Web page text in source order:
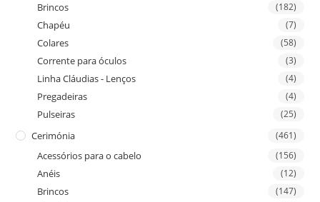
Brincos (182)
Chapéu (7)
Colares (58)
Corrente para óculos (3)
Linha Cláudias - Lenços (4)
Pregadeiras (4)
Pulseiras (25)
Cerimónia (461)
Acessórios para o cabelo (156)
Anéis (12)
Brincos (147)